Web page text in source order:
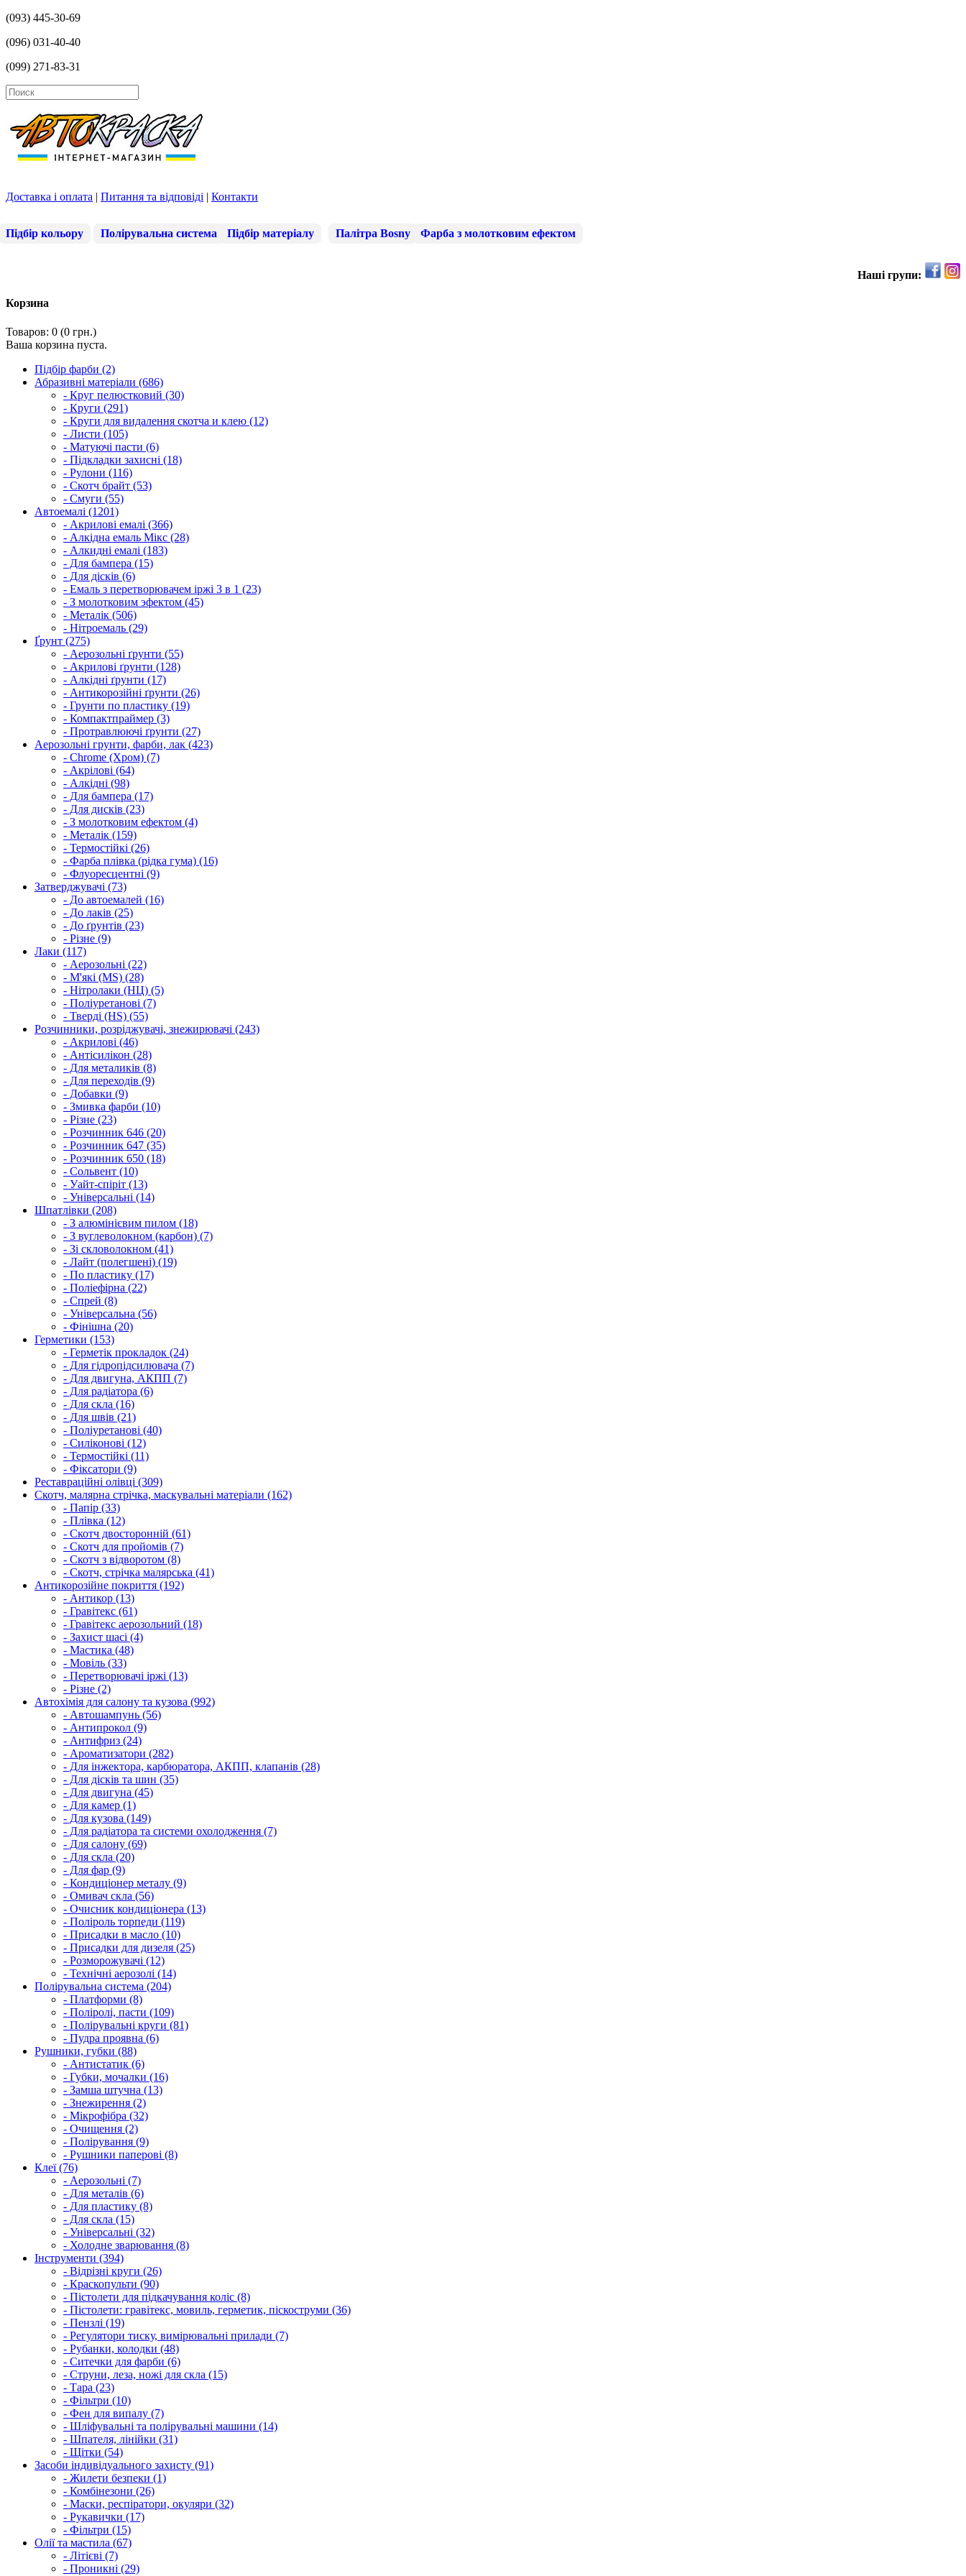
(093) 445-30-69
(096) 031-40-40
(099) 271-83-31
Доставка і оплата | Питання та відповіді | Контакти
Підбір кольору Полірувальна система Підбір матеріалу Палітра Bosny Фарба з молотковим ефектом
Наші групи:
Корзина
Товаров: 0 (0 грн.)
Ваша корзина пуста.
Підбір фарби (2)
Абразивні матеріали (686)
- Круг пелюстковий (30)
- Круги (291)
- Круги для видалення скотча и клею (12)
- Листи (105)
- Матуючі пасти (6)
- Підкладки захисні (18)
- Рулони (116)
- Скотч брайт (53)
- Смуги (55)
Автоемалі (1201)
- Акрилові емалі (366)
- Алкідна емаль Мікс (28)
- Алкидні емалі (183)
- Для бампера (15)
- Для дісків (6)
- Емаль з перетворювачем іржі 3 в 1 (23)
- З молотковим эфектом (45)
- Металік (506)
- Нітроемаль (29)
Ґрунт (275)
- Аерозольні ґрунти (55)
- Акрилові ґрунти (128)
- Алкідні ґрунти (17)
- Антикорозійні ґрунти (26)
- Грунти по пластику (19)
- Компактпраймер (3)
- Протравлюючі ґрунти (27)
Аерозольні грунти, фарби, лак (423)
- Chrome (Хром) (7)
- Акрілові (64)
- Алкідні (98)
- Для бампера (17)
- Для дисків (23)
- З молотковим ефектом (4)
- Металік (159)
- Термостійкі (26)
- Фарба плівка (рідка гума) (16)
- Флуоресцентні (9)
Затверджувачі (73)
- До автоемалей (16)
- До лаків (25)
- До ґрунтів (23)
- Різне (9)
Лаки (117)
- Аерозольні (22)
- М'які (MS) (28)
- Нітролаки (НЦ) (5)
- Поліуретанові (7)
- Тверді (HS) (55)
Розчинники, розріджувачі, знежирювачі (243)
- Акрилові (46)
- Антісилікон (28)
- Для металиків (8)
- Для переходів (9)
- Добавки (9)
- Змивка фарби (10)
- Різне (23)
- Розчинник 646 (20)
- Розчинник 647 (35)
- Розчинник 650 (18)
- Сольвент (10)
- Уайт-спіріт (13)
- Універсальні (14)
Шпатлівки (208)
- З алюмінієвим пилом (18)
- З вуглеволокном (карбон) (7)
- Зі скловолокном (41)
- Лайт (полегшені) (19)
- По пластику (17)
- Поліефірна (22)
- Спрей (8)
- Універсальна (56)
- Фінішна (20)
Герметики (153)
- Герметік прокладок (24)
- Для гідропідсилювача (7)
- Для двигуна, АКПП (7)
- Для радіатора (6)
- Для скла (16)
- Для швів (21)
- Поліуретанові (40)
- Силіконові (12)
- Термостійкі (11)
- Фіксатори (9)
Реставраційні олівці (309)
Скотч, малярна стрічка, маскувальні матеріали (162)
- Папір (33)
- Плівка (12)
- Скотч двосторонній (61)
- Скотч для пройомів (7)
- Скотч з відворотом (8)
- Скотч, стрічка малярська (41)
Антикорозійне покриття (192)
- Антикор (13)
- Гравітекс (61)
- Гравітекс аерозольний (18)
- Захист шасі (4)
- Мастика (48)
- Мовіль (33)
- Перетворювачі іржі (13)
- Різне (2)
Автохімія для салону та кузова (992)
- Автошампунь (56)
- Антипрокол (9)
- Антифриз (24)
- Ароматизатори (282)
- Для інжектора, карбюратора, АКПП, клапанів (28)
- Для дісків та шин (35)
- Для двигуна (45)
- Для камер (1)
- Для кузова (149)
- Для радіатора та системи охолодження (7)
- Для салону (69)
- Для скла (20)
- Для фар (9)
- Кондиціонер металу (9)
- Омивач скла (56)
- Очисник кондиціонера (13)
- Поліроль торпеди (119)
- Присадки в масло (10)
- Присадки для дизеля (25)
- Розморожувачі (12)
- Технічні аерозолі (14)
Полірувальна система (204)
- Платформи (8)
- Поліролі, пасти (109)
- Полірувальні круги (81)
- Пудра проявна (6)
Рушники, губки (88)
- Антистатик (6)
- Губки, мочалки (16)
- Замша штучна (13)
- Знежирення (2)
- Мікрофібра (32)
- Очищення (2)
- Полірування (9)
- Рушники паперові (8)
Клеї (76)
- Аерозольні (7)
- Для металів (6)
- Для пластику (8)
- Для скла (15)
- Універсальні (32)
- Холодне зварювання (8)
Інструменти (394)
- Відрізні круги (26)
- Краскопульти (90)
- Пістолети для підкачування коліс (8)
- Пістолети: гравітекс, мовиль, герметик, піскоструми (36)
- Пензлі (19)
- Регулятори тиску, вимірювальні прилади (7)
- Рубанки, колодки (48)
- Ситечки для фарби (6)
- Струни, леза, ножі для скла (15)
- Тара (23)
- Фільтри (10)
- Фен для випалу (7)
- Шліфувальні та полірувальні машини (14)
- Шпателя, лінійки (31)
- Щітки (54)
Засоби індивідуального захисту (91)
- Жилети безпеки (1)
- Комбінезони (26)
- Маски, респіратори, окуляри (32)
- Рукавички (17)
- Фільтри (15)
Олії та мастила (67)
- Літієві (7)
- Проникні (29)